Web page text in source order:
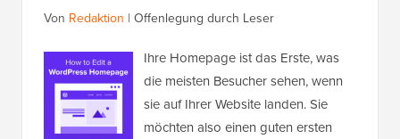
Von Redaktion | Offenlegung durch Leser
Ihre Homepage ist das Erste, was
die meisten Besucher sehen, wenn
sie auf Ihrer Website landen. Sie
möchten also einen guten ersten